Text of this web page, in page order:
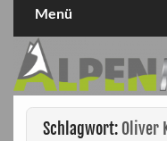
Menü
Schlagwort: Oliver